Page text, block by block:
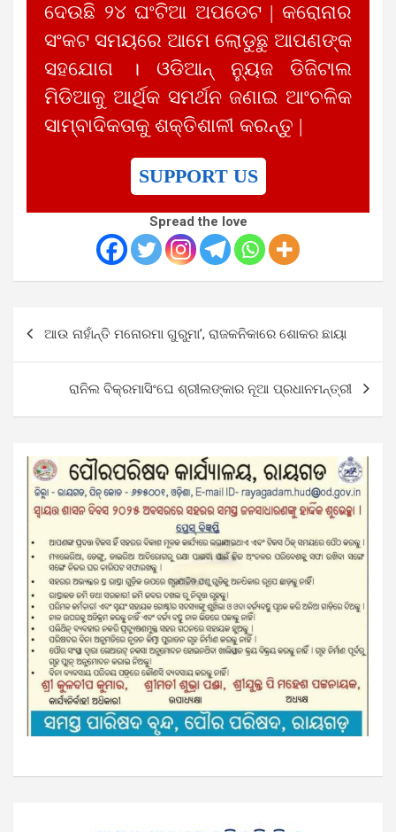
ଦେଉଛି ୨୪ ଘଂଟିଆ ଅପଡେଟ | କରୋନାର
ସଂକଟ ସମୟରେ ଆମେ ଲୋଡୁଛୁ ଆପଣଙ୍କ
ସହଯୋଗ । ଓଡିଆନ୍ ନ୍ୟୁଜ ଡିଜିଟାଲ
ମିଡିଆକୁ ଆର୍ଥିକ ସମର୍ଥନ ଜଣାଇ ଆଂଚଳିକ
ସାମ୍ବାଦିକତାକୁ ଶକ୍ତିଶାଳୀ କରନ୍ତୁ |
SUPPORT US
Spread the love
navigation
ଆଉ ନାହାଁନ୍ତି ମନୋରମା ଗୁରୁମା’, ରାଜକନିକାରେ ଶୋକର ଛାୟା
ରାନିଲ ବିକ୍ରମାସିଂଘେ ଶ୍ରୀଲଙ୍କାର ନୂଆ ପ୍ରଧାନମନ୍ତ୍ରୀ